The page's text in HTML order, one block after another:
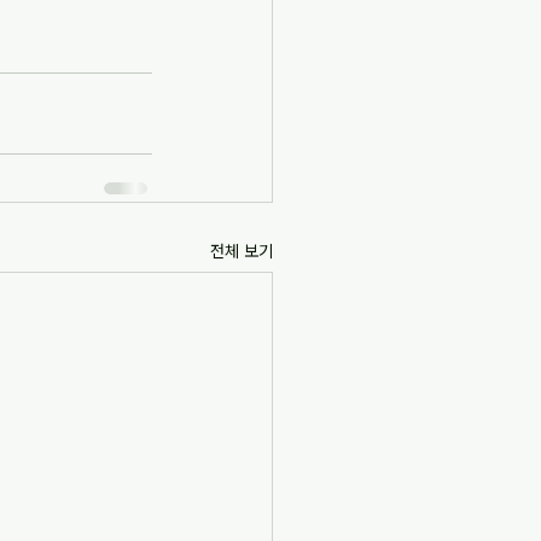
전체 보기